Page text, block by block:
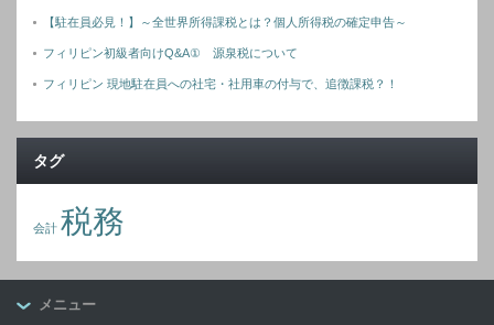
【駐在員必見！】～全世界所得課税とは？個人所得税の確定申告～
フィリピン初級者向けQ&A① 源泉税について
フィリピン 現地駐在員への社宅・社用車の付与で、追徴課税？！
タグ
会計 税務
メニュー